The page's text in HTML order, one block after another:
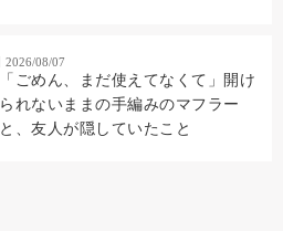
2026/08/07
「ごめん、まだ使えてなくて」開け
られないままの手編みのマフラー
と、友人が隠していたこと